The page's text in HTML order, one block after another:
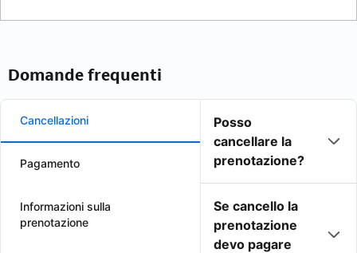
Domande frequenti
Cancellazioni
Pagamento
Informazioni sulla
prenotazione
Posso
cancellare la
prenotazione?
Se cancello la
prenotazione
devo pagare